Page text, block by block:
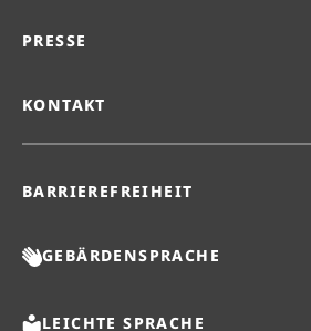
PRESSE
KONTAKT
BARRIEREFREIHEIT
GEBÄRDENSPRACHE
LEICHTE SPRACHE